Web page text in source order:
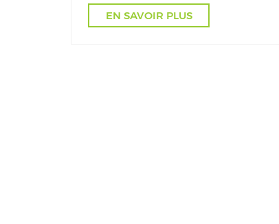
EN SAVOIR PLUS